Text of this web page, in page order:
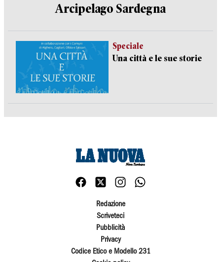
Arcipelago Sardegna
Speciale
Una città e le sue storie
Redazione
Scriveteci
Pubblicità
Privacy
Codice Etico e Modello 231